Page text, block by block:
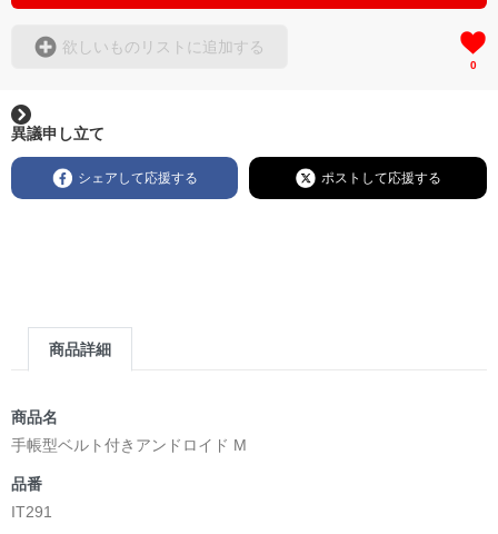
欲しいものリストに追加する
0
異議申し立て
シェアして応援する ポストして応援する
商品詳細
商品名
手帳型ベルト付きアンドロイド M
品番
IT291